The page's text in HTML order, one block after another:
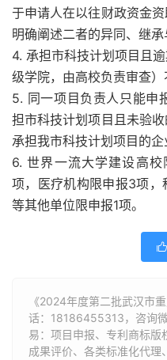
于申请人在以往财政资金
明确阐述二者的异同、继承
4. 承担市科技计划项目且
级学院，由高校负责审查）
5. 同一项目负责人只能申
担市科技计划项目且未验
承担我市科技计划项目的企
6. 世界一流大学建设高
项，医疗机构限申报3项
等其他单位限申报1项。

《2024年度第二批武汉市
话： 18186455313，咨询
易：项目申报、专利商标版
成果评价、各类标准化代理